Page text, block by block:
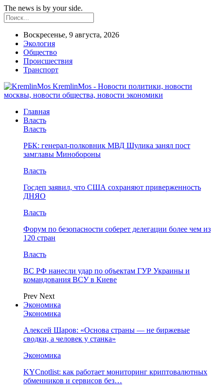
The news is by your side.
Воскресенье, 9 августа, 2026
Экология
Общество
Происшествия
Транспорт
KremlinMos - Новости политики, новости
москвы, новости общества, новости экономики
Главная
Власть
Власть
РБК: генерал-полковник МВД Шулика занял пост
замглавы Минобороны
Власть
Госдеп заявил, что США сохраняют приверженность
ДНЯО
Власть
Форум по безопасности соберет делегации более чем из
120 стран
Власть
ВС РФ нанесли удар по объектам ГУР Украины и
командования ВСУ в Киеве
Prev Next
Экономика
Экономика
Алексей Шаров: «Основа страны — не биржевые
сводки, а человек у станка»
Экономика
KYCnotlist: как работает мониторинг криптовалютных
обменников и сервисов без…